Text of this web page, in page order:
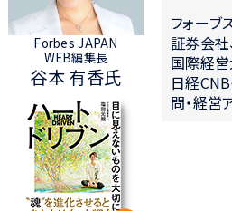
Forbes JAPAN
WEB編集長
谷本 有香氏
フォー
証券会
国際経
日経
問・経営